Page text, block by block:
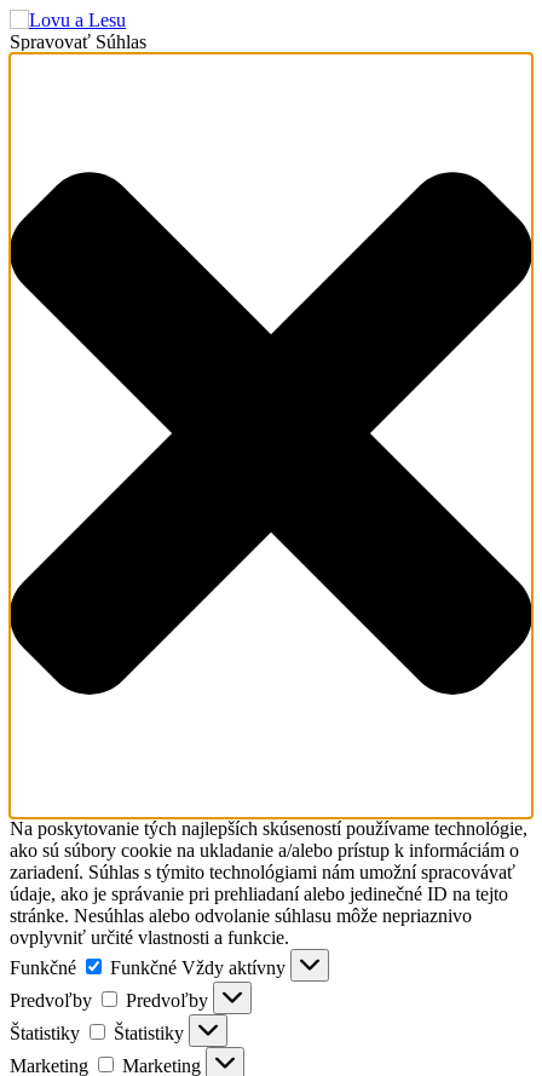
Spravovať Súhlas
Na poskytovanie tých najlepších skúseností používame technológie,
ako sú súbory cookie na ukladanie a/alebo prístup k informáciám o
zariadení. Súhlas s týmito technológiami nám umožní spracovávať
údaje, ako je správanie pri prehliadaní alebo jedinečné ID na tejto
stránke. Nesúhlas alebo odvolanie súhlasu môže nepriaznivo
ovplyvniť určité vlastnosti a funkcie.
Funkčné
Funkčné Vždy aktívny
Predvoľby
Predvoľby
Štatistiky
Štatistiky
Marketing
Marketing